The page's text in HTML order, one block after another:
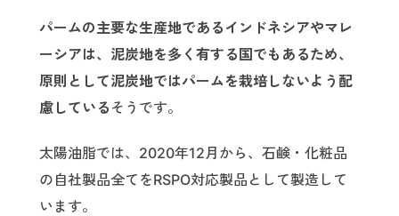
パームの主要な生産地であるインドネシアやマレ
ーシアは、泥炭地を多く有する国でもあるため、
原則として泥炭地ではパームを栽培しないよう配
慮している そうです。
太陽油脂では、2020年12月から、石鹸・化粧品
の自社製品全てをRSPO対応製品として製造して
います。